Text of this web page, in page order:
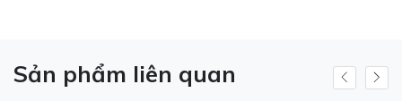
Sản phẩm liên quan